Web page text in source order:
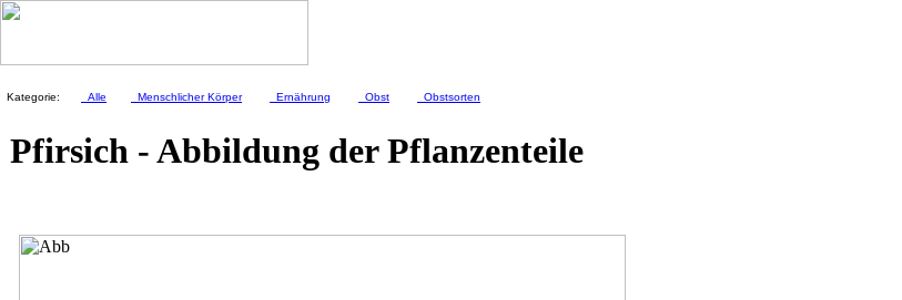
Kategorie: Alle Menschlicher Körper Ernährung Obst Obstsorten
Pfirsich - Abbildung der Pflanzenteile